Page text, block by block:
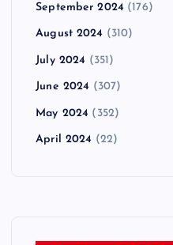
September 2024 (176)
August 2024 (310)
July 2024 (351)
June 2024 (307)
May 2024 (352)
April 2024 (22)